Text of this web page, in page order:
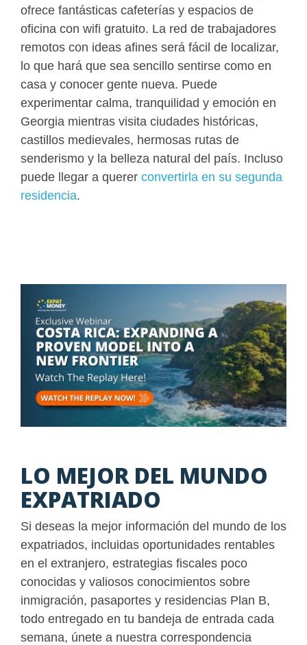
ofrece fantásticas cafeterías y espacios de
oficina con wifi gratuito. La red de trabajadores
remotos con ideas afines será fácil de localizar,
lo que hará que sea sencillo sentirse como en
casa y conocer gente nueva. Puede
experimentar calma, tranquilidad y emoción en
Georgia mientras visita ciudades históricas,
castillos medievales, hermosas rutas de
senderismo y la belleza natural del país. Incluso
puede llegar a querer convertirla en su segunda
residencia.
LO MEJOR DEL MUNDO
EXPATRIADO
Si deseas la mejor información del mundo de los
expatriados, incluidas oportunidades rentables
en el extranjero, estrategias fiscales poco
conocidas y valiosos conocimientos sobre
inmigración, pasaportes y residencias Plan B,
todo entregado en tu bandeja de entrada cada
semana, únete a nuestra correspondencia